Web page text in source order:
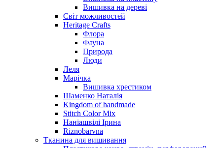
Вишивка на дереві
Світ можливостей
Heritage Crafts
Флора
Фауна
Природа
Люди
Леля
Марічка
Вишивка хрестиком
Шаменко Наталія
Kingdom of handmade
Stitch Color Mix
Наніашвілі Ірина
Riznobarvna
Тканина для вишивання